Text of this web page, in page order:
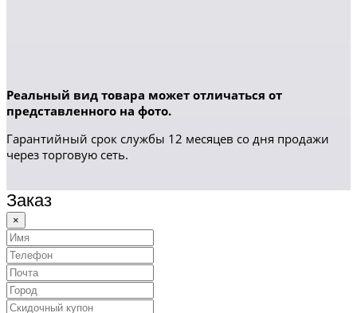
Реальный вид товара может отличаться от
представленного на фото.
Гарантийный срок службы 12 месяцев со дня продажи
через торговую сеть.
Заказ
×